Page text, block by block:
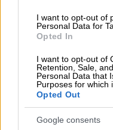
I want to opt-out of
Personal Data for
Opted In
I want to opt-out of
Retention, Sale,
Personal Data that
Purposes for which
Opted Out
Google consents
Το βίντεο από